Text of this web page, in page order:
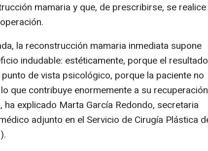
mamaria y que, de prescribirse, se realice
la reconstrucción mamaria inmediata supone
indudable: estéticamente, porque el resultado
de vista psicológico, porque la paciente no
que contribuye enormemente a su recuperación
explicado Marta García Redondo, secretaria
adjunto en el Servicio de Cirugía Plástica